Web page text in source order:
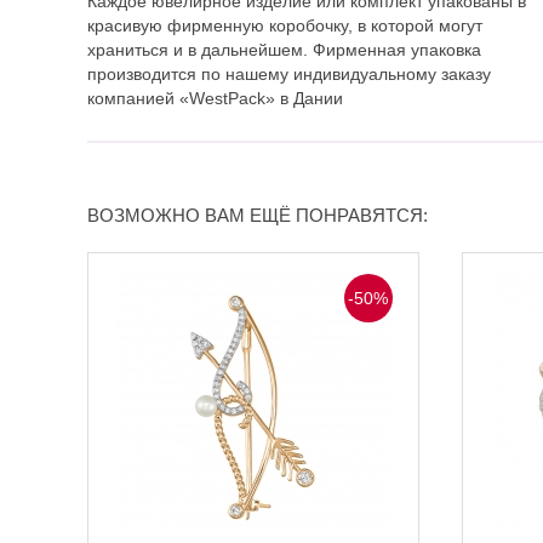
красивую фирменную коробочку, в которой могут
храниться и в дальнейшем. Фирменная упаковка
производится по нашему индивидуальному заказу
компанией «WestPack» в Дании
ВОЗМОЖНО ВАМ ЕЩЁ ПОНРАВЯТСЯ:
-50%